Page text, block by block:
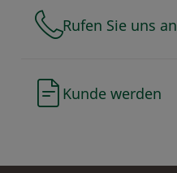
Rufen Sie uns an
Kunde werden